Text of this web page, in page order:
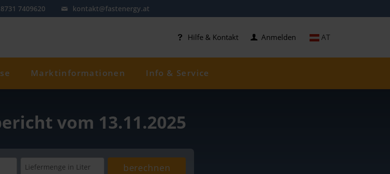
7409620 kontakt@fastenergy.at
AT
Hilfe & Kontakt Anmelden
Marktinformationen Info & Service
vom 13.11.2025
Liefermenge in Liter berechnen